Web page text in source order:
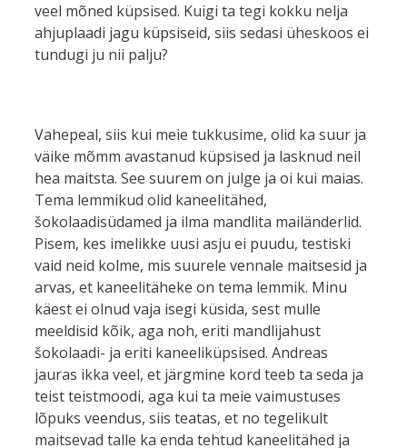
veel mõned küpsised. Kuigi ta tegi kokku nelja
ahjuplaadi jagu küpsiseid, siis sedasi üheskoos ei
tundugi ju nii palju?
Vahepeal, siis kui meie tukkusime, olid ka suur ja
väike mõmm avastanud küpsised ja lasknud neil
hea maitsta. See suurem on julge ja oi kui maias.
Tema lemmikud olid kaneelitähed,
šokolaadisüdamed ja ilma mandlita mailänderlid.
Pisem, kes imelikke uusi asju ei puudu, testiski
vaid neid kolme, mis suurele vennale maitsesid ja
arvas, et kaneelitäheke on tema lemmik. Minu
käest ei olnud vaja isegi küsida, sest mulle
meeldisid kõik, aga noh, eriti mandlijahust
šokolaadi- ja eriti kaneeliküpsised. Andreas
jauras ikka veel, et järgmine kord teeb ta seda ja
teist teistmoodi, aga kui ta meie vaimustuses
lõpuks veendus, siis teatas, et no tegelikult
maitsevad talle ka enda tehtud kaneelitähed ja